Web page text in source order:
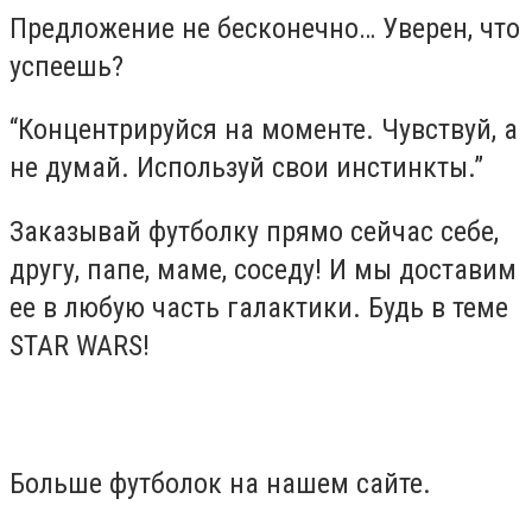
Предложение не бесконечно… Уверен, что
успеешь?
“Концентрируйся на моменте. Чувствуй, а
не думай. Используй свои инстинкты.”
Заказывай футболку прямо сейчас себе,
другу, папе, маме, соседу! И мы доставим
ее в любую часть галактики. Будь в теме
STAR WARS!
Больше футболок на нашем сайте.